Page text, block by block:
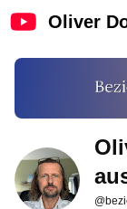
Oliver